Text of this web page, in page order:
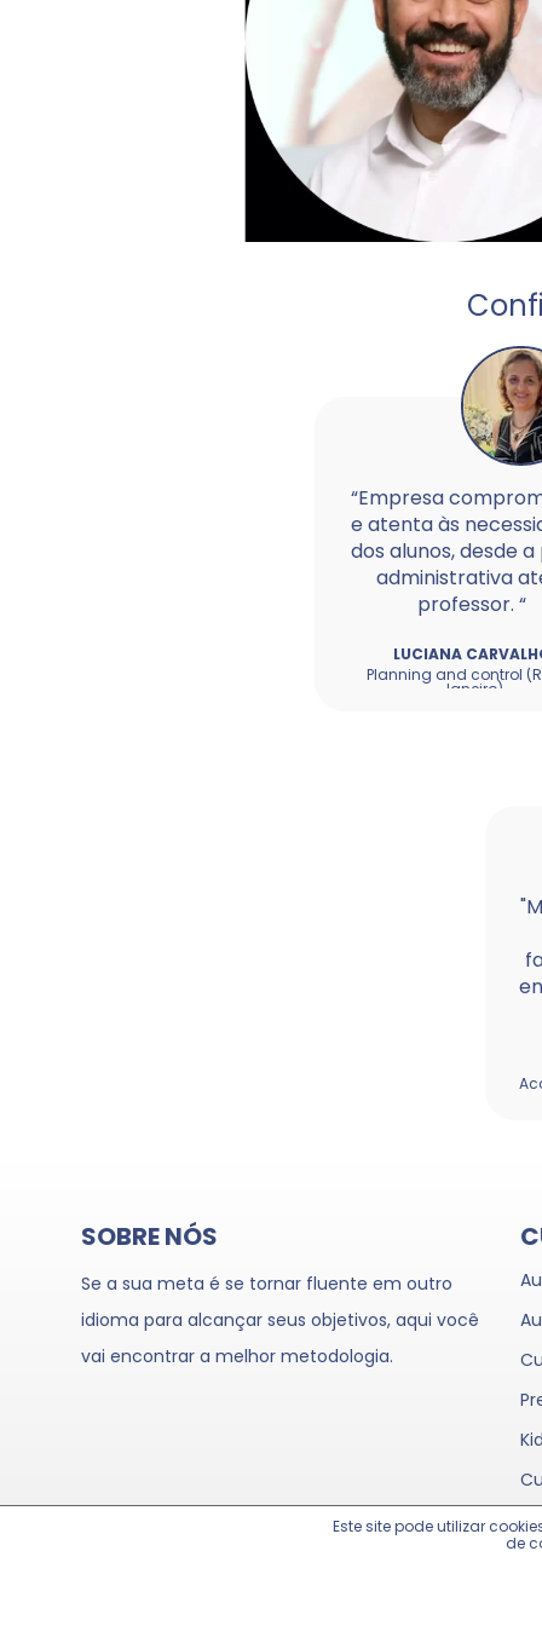
“Empresa
e atenta às
dos alunos, desde
administrativa
professor. “
LUCIANA
Planning and control
Janeiro)
SOBRE NÓS
Se a sua meta é se tornar fluente em outro
idioma para alcançar seus objetivos, aqui você
vai encontrar a melhor metodologia.
Este site pode utilizar
de